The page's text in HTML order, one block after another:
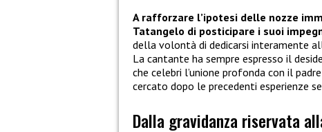
A rafforzare l’ipotesi delle nozze
Tatangelo di posticipare i suoi
della volontà di dedicarsi interamente
La cantante ha sempre espresso il
che celebri l’unione profonda con il
cercato dopo le precedenti esperienze
Dalla gravidanza riservata